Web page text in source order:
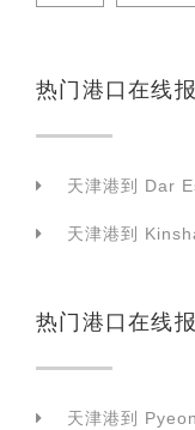
热门港口在线
天津港到 Dar
天津港到
热门港口在线
天津港到